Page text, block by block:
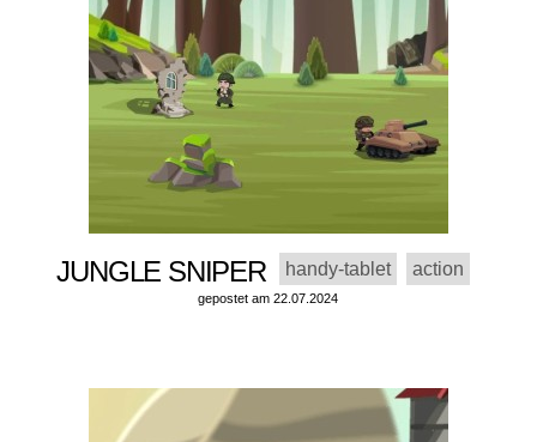
JUNGLE SNIPER handy-tablet action
gepostet am 22.07.2024